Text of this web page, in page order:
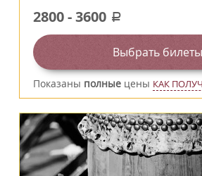
2800-3600 a
Выбрать билеты
Показаны полные цены КАК